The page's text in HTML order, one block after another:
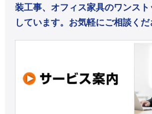
装工事、オフィス家具のワンスト
しています。お気軽にご相談くだ